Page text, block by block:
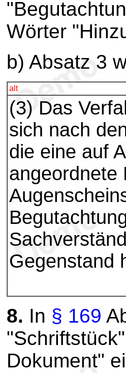
Wörter
b) Absatz 3
alt
(3) Das
sich nach
die eine auf
angeordnete
Gegenstand
8. In § 169
Dokument"